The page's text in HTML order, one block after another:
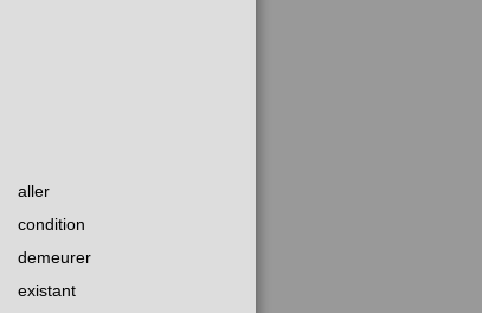
aller
condition
demeurer
existant